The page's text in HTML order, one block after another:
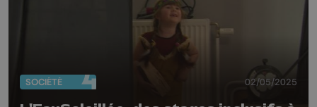
SOCIÉTÉ 02/05/2025